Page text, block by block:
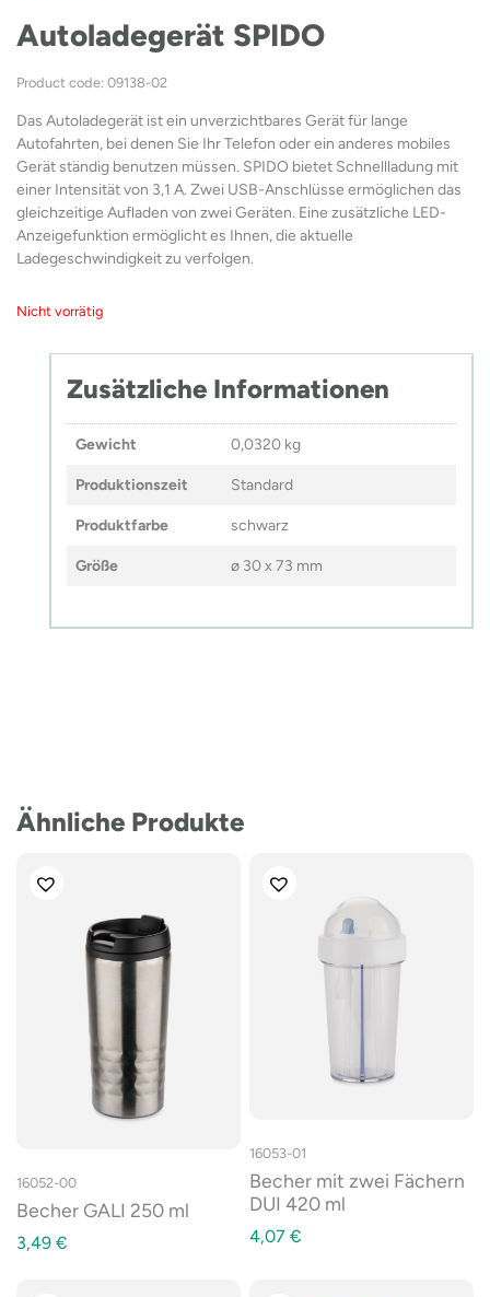
Autoladegerät SPIDO
Product code: 09138-02
Das Autoladegerät ist ein unverzichtbares Gerät für lange
Autofahrten, bei denen Sie Ihr Telefon oder ein anderes mobiles
Gerät ständig benutzen müssen. SPIDO bietet Schnellladung mit
einer Intensität von 3,1 A. Zwei USB-Anschlüsse ermöglichen das
gleichzeitige Aufladen von zwei Geräten. Eine zusätzliche LED-
Anzeigefunktion ermöglicht es Ihnen, die aktuelle
Ladegeschwindigkeit zu verfolgen.
Nicht vorrätig
Zusätzliche Informationen
Gewicht 0,0320 kg
Produktionszeit Standard
Produktfarbe schwarz
Größe ø 30 x 73 mm
Ähnliche Produkte
16052-00
Becher GALI 250 ml
3,49 €
16053-01
Becher mit zwei Fächern
DUI 420 ml
4,07 €